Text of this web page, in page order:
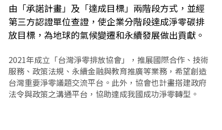
由「承諾計畫」及「達成目標」兩階段方式，並經
第三方認證單位查證，使企業分階段達成淨零碳排
放目標，為地球的氣候變遷和永續發展做出貢獻。
2021年成立「台灣淨零排放協會」，推展國際合作、技術
服務、政策法規、永續金融與教育推廣等業務，希望創造
台灣重要淨零議題交流平台。此外，協會也計畫搭建政府
法令與政策之溝通平台，協助達成我國成功淨零轉型。